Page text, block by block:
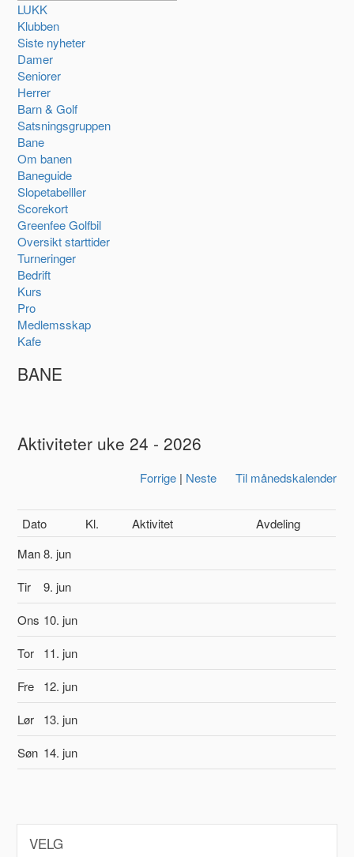
LUKK
Klubben
Siste nyheter
Damer
Seniorer
Herrer
Barn & Golf
Satsningsgruppen
Bane
Om banen
Baneguide
Slopetabelller
Scorekort
Greenfee Golfbil
Oversikt starttider
Turneringer
Bedrift
Kurs
Pro
Medlemsskap
Kafe
BANE
Aktiviteter uke 24 - 2026
Forrige| Neste Til månedskalender
Dato Kl. Aktivitet
Avdeling
Man8. jun
Tir
9. jun
Ons 10. jun
Tor
11. jun
Fre
12. jun
Lør
13. jun
Søn 14. jun
VELG